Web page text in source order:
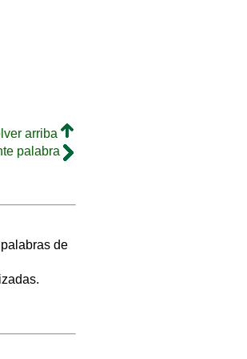
arriba
palabra
de